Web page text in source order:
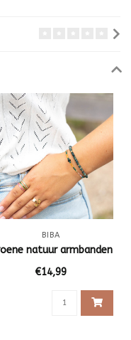
BIBA
natuur armbanden
€14,99